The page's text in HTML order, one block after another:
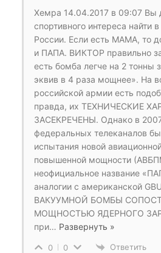
Хемра 14.04.2017 в 09:07 Вы
спортивного интереса найти
России. Если есть МАМА, то
и ПАПА. ВИКТОР правильно
есть бомба легче на 2 тонны
эквив в 4 раза мощнее». На
российской армии есть
правда, их ТЕХНИЧЕСКИЕ
ЗАСЕКРЕЧЕНЫ. Однако в
федеральных телеканалов
испытания новой
повышенной мощности
неофициальное название
аналогии с американской
ВАКУУМНОЙ БОМБЫ
МОЩНОСТЬЮ ЯДЕРНОГО
при… Развернуть »
0 0 Ответить